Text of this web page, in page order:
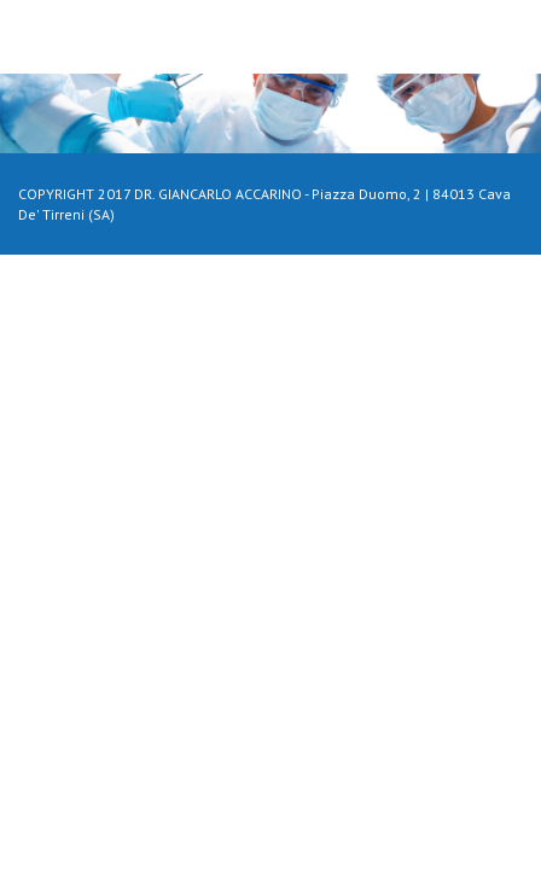
COPYRIGHT 2017 DR. GIANCARLO ACCARINO - Piazza Duomo, 2 | 84013 Cava
De' Tirreni (SA)